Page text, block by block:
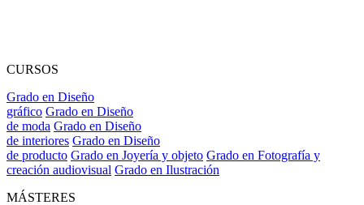
CURSOS
Grado en Diseño
gráfico Grado en Diseño
de moda Grado en Diseño
de interiores Grado en Diseño
de producto Grado en Joyería y objeto Grado en Fotografía y
creación audiovisual Grado en Ilustración
MÁSTERES